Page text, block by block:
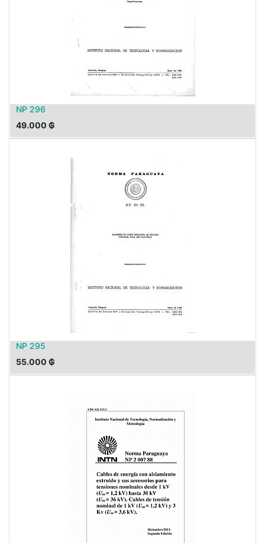
NP 296
49.000 ₲
NP 295
55.000 ₲